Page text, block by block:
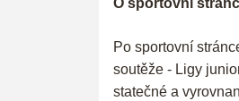
O sportovní
Po sportovní
soutěže - Ligy
statečné a